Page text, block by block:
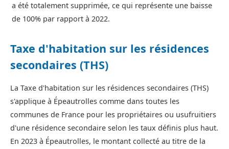
a été totalement supprimée, ce qui représente une baisse
de 100% par rapport à 2022.
Taxe d'habitation sur les résidences
secondaires (THS)
La Taxe d'habitation sur les résidences secondaires (THS)
s'applique à Épeautrolles comme dans toutes les
communes de France pour les propriétaires ou usufruitiers
d'une résidence secondaire selon les taux définis plus haut.
En 2023 à Épeautrolles, le montant collecté au titre de la